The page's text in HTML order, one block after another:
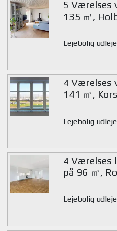
5 Værelses
135 ㎡,
Lejebolig
4 Værelses
141 ㎡,
Lejebolig
4 Værelses
på 96 ㎡,
Lejebolig